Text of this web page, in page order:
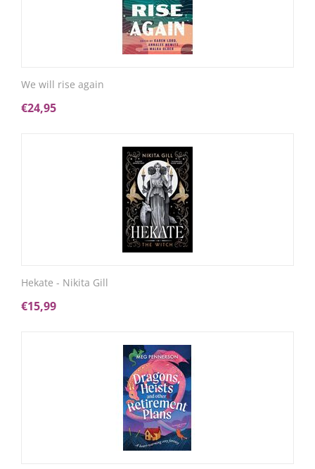
We will rise again
€24,95
Hekate - Nikita Gill
€15,99